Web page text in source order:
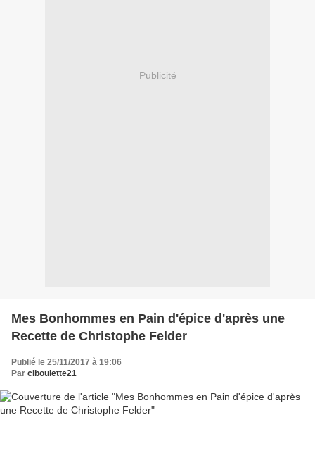
Publicité
Mes Bonhommes en Pain d'épice d'après une
Recette de Christophe Felder
Publié le 25/11/2017 à 19:06
Par ciboulette21